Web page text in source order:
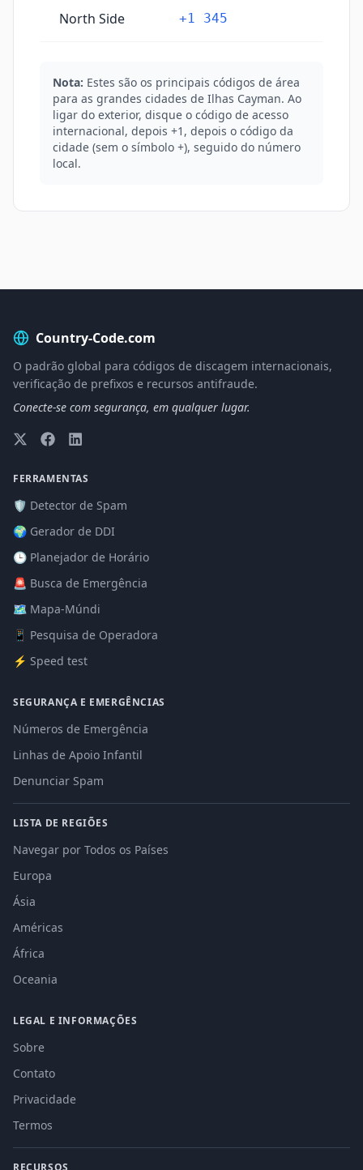
North Side +1 345
Nota: Estes são os principais códigos de área
para as grandes cidades de Ilhas Cayman. Ao
ligar do exterior, disque o código de acesso
internacional, depois +1, depois o código da
cidade (sem o símbolo +), seguido do número
local.
Country-Code.com
O padrão global para códigos de discagem internacionais,
verificação de prefixos e recursos antifraude.
Conecte-se com segurança, em qualquer lugar.
FERRAMENTAS
🛡️ Detector de Spam
🌍 Gerador de DDI
🕒 Planejador de Horário
🚨 Busca de Emergência
🗺️ Mapa-Múndi
📱 Pesquisa de Operadora
⚡ Speed test
SEGURANÇA E EMERGÊNCIAS
Números de Emergência
Linhas de Apoio Infantil
Denunciar Spam
LISTA DE REGIÕES
Navegar por Todos os Países
Europa
Ásia
Américas
África
Oceania
LEGAL E INFORMAÇÕES
Sobre
Contato
Privacidade
Termos
RECURSOS